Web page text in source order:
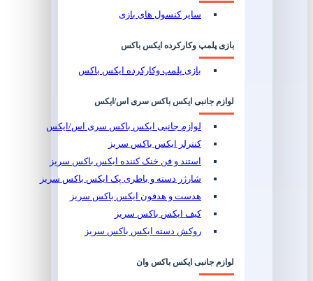
سایر کنسول های بازی
بازی پلمپ وکارکرده ایکس باکس
بازی پلمپ وکارکرده ایکس باکس
لوازم جانبی ایکس باکس سری اس/ایکس
لوازم جانبی ایکس باکس سری اس/ایکس
کنترلر ایکس باکس سریز
استند و فن خنک کننده ایکس باکس سریز
شارژر دسته و باطری پک ایکس باکس سریز
هدست و هدفون ایکس باکس سریز
کیف ایکس باکس سریز
روکش دسته ایکس باکس سریز
لوازم جانبی ایکس باکس وان